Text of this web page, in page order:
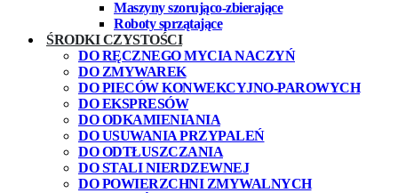
Maszyny szorująco-zbierające
Roboty sprzątające
ŚRODKI CZYSTOŚCI
DO RĘCZNEGO MYCIA NACZYŃ
DO ZMYWAREK
DO PIECÓW KONWEKCYJNO-PAROWYCH
DO EKSPRESÓW
DO ODKAMIENIANIA
DO USUWANIA PRZYPALEŃ
DO ODTŁUSZCZANIA
DO STALI NIERDZEWNEJ
DO POWIERZCHNI ZMYWALNYCH